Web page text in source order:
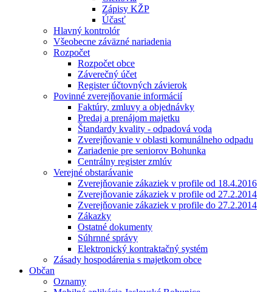
Zápisy KŽP
Účasť
Hlavný kontrolór
Všeobecne záväzné nariadenia
Rozpočet
Rozpočet obce
Záverečný účet
Register účtovných závierok
Povinné zverejňovanie informácií
Faktúry, zmluvy a objednávky
Predaj a prenájom majetku
Štandardy kvality - odpadová voda
Zverejňovanie v oblasti komunálneho odpadu
Zariadenie pre seniorov Bohunka
Centrálny register zmlúv
Verejné obstarávanie
Zverejňovanie zákaziek v profile od 18.4.2016
Zverejňovanie zákaziek v profile od 27.2.2014
Zverejňovanie zákaziek v profile do 27.2.2014
Zákazky
Ostatné dokumenty
Súhrnné správy
Elektronický kontraktačný systém
Zásady hospodárenia s majetkom obce
Občan
Oznamy